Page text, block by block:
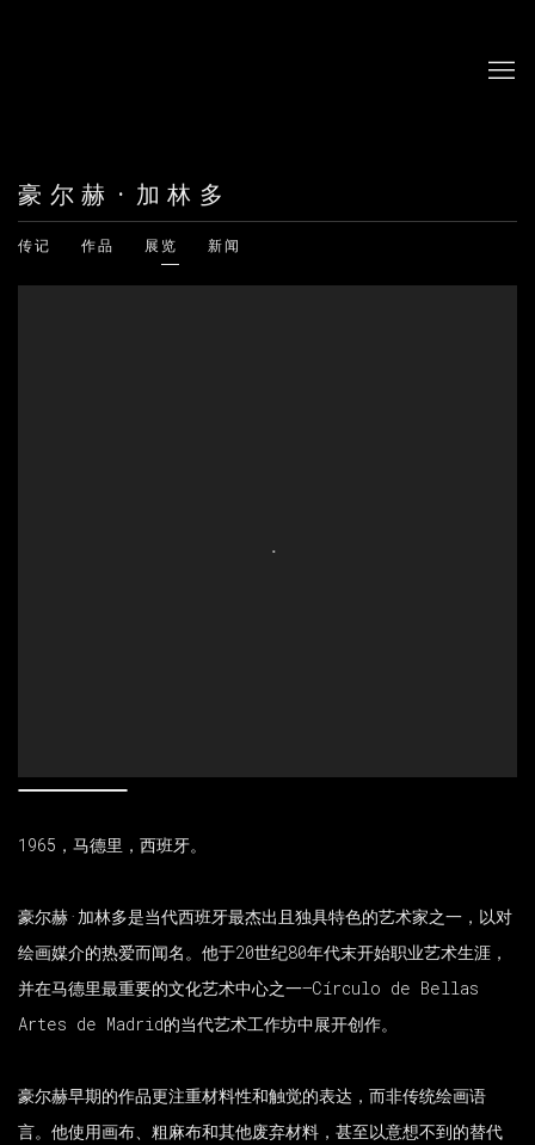
豪尔赫·加林多
传记 作品 展览 新闻
1965 ，马德里，西班牙。
豪尔赫· 加林多是当代西班牙最杰出且独具特色的艺术家之一，以对
绘画媒介的热爱而闻名。他于20世纪80年代末开始职业艺术生涯，
并在马德里最重要的文化艺术中心之一—Círculo de Bellas
Artes de Madrid的当代艺术工作坊中展开创作。
豪尔赫早期的作品更注重材料性和触觉的表达，而非传统绘画语
言。他使用画布、粗麻布和其他废弃材料，甚至以意想不到的替代